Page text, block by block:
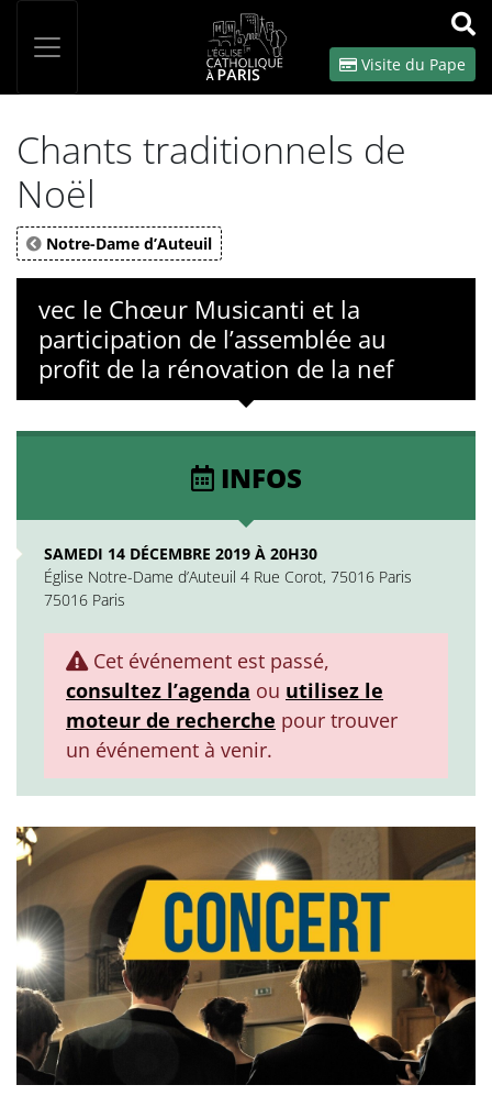
OK
Visite du Pape
Chants traditionnels de
Noël
Notre-Dame d’Auteuil
vec le Chœur Musicanti et la
participation de l’assemblée au
profit de la rénovation de la nef
INFOS
SAMEDI 14 DÉCEMBRE 2019 À 20H30
Église Notre-Dame d’Auteuil 4 Rue Corot, 75016 Paris
75016 Paris
Cet événement est passé,
consultez l’agenda ou utilisez le
moteur de recherche pour trouver
un événement à venir.
Panneau de gestion des cookies